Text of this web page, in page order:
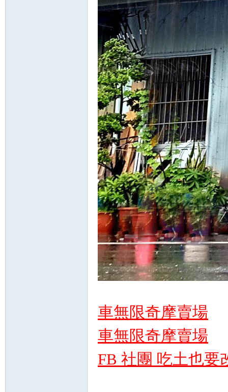
車無限奇摩賣場
車無限奇摩賣場
FB 社團 吃土也要